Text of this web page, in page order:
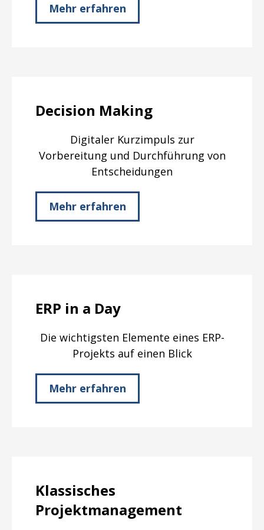
Mehr erfahren
Decision Making
Digitaler Kurzimpuls zur
Vorbereitung und Durchführung von
Entscheidungen
Mehr erfahren
ERP in a Day
Die wichtigsten Elemente eines ERP-
Projekts auf einen Blick
Mehr erfahren
Klassisches
Projektmanagement